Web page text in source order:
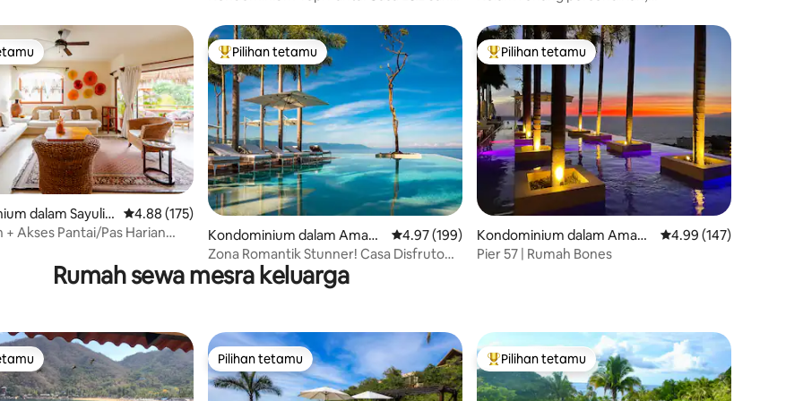
Zona Romantica
5, 193 ulasan
dalam Sayulit
Penarafan purata 4.88 daripada 5, 175 ulasan
4.88 (175)
Akses Pantai/Pas Harian
Pilihan utama tetamu
Pilihan tetamu
Kondominium dalam Amapa
s
Penarafan purata 4.97 daripada 5, 199 ulasan
4.97 (199)
Zona Romantik Stunner! Casa Disfruto
PV @ PIER|57
Pilihan utama tetamu
Pilihan tetamu
Kondominium dalam Amapa
s
Penarafan purata 4.99
4.99 (147)
Pier 57 | Rumah Bones
Rumah sewa mesra keluarga
Pilihan tetamu
Pilihan tetamu Pilihan utama tetamu
Pilihan tetamu